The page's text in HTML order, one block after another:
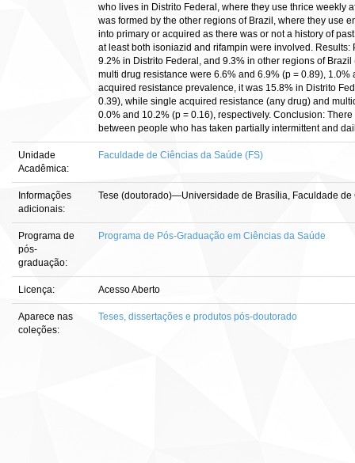
who lives in Distrito Federal, where they use thrice weekly
was formed by the other regions of Brazil, where they use
into primary or acquired as there was or not a history of
at least both isoniazid and rifampin were involved.
9.2% in Distrito Federal, and 9.3% in other regions of
multi drug resistance were 6.6% and 6.9% (p = 0.89),
acquired resistance prevalence, it was 15.8% in Distrito
0.39), while single acquired resistance (any drug) and
0.0% and 10.2% (p = 0.16), respectively. Conclusion:
between people who has taken partially intermittent and
Unidade
Acadêmica:
Faculdade de Ciências da Saúde (FS)
Informações
adicionais:
Tese (doutorado)—Universidade de Brasília, Faculdade de
Programa de
pós-
graduação:
Programa de Pós-Graduação em Ciências da Saúde
Licença: Acesso Aberto
Aparece nas
coleções:
Teses, dissertações e produtos pós-doutorado